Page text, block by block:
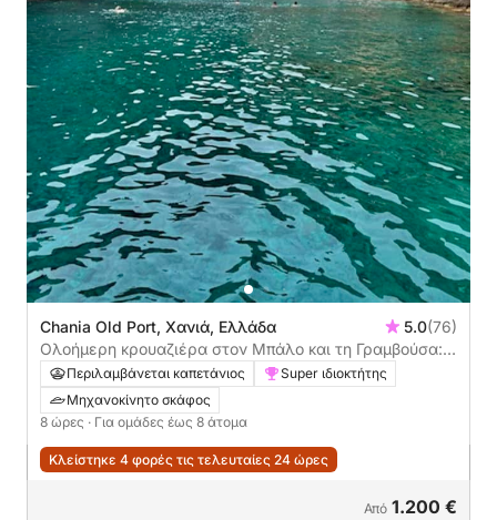
Chania Old Port, Χανιά, Ελλάδα 5.0(76)
Ολοήμερη κρουαζιέρα στον Μπάλο και τη Γραμβούσα:
Ανακαλύψτε τον Παράδεισο των Πειρατών
Περιλαμβάνεται καπετάνιος
Super ιδιοκτήτης
Μηχανοκίνητο σκάφος
8 ώρες · Για ομάδες έως 8 άτομα
Κλείστηκε 4 φορές τις τελευταίες 24 ώρες
Από 1.200 €